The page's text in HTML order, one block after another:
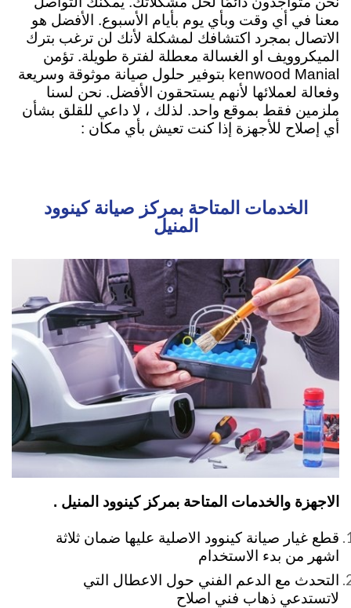
معنا في أي وقت وبأي يوم بأيام الأسبوع. الأفضل هو
الاتصال بمجرد اكتشافك لمشكلة لأنك لن ترغب بترك
الميكروويف او الغسالة معطلة لفترة طويلة. تؤمن
kenwood Manial بتوفير حلول صيانة موثوقة وسريعة
وفعالة لعملائها لأنهم يستحقون الأفضل. نحن لسنا
ملزمين فقط بموقع واحد. لذلك ، لا داعي للقلق بشأن
أي إصلاح للأجهزة إذا كنت تعيش بأي مكان :
الخدمات المتاحة بمركز صيانة كينوود
المنيل
الاجهزة والخدمات المتاحة بمركز كينوود المنيل .
قطع غيار صيانة كينوود الاصلية عليها ضمان ثلاثة
اشهر من بدء الاستخدام
التحدث مع الدعم الفني حول الاعطال التي
لاتستدعي ذهاب فني اصلاح